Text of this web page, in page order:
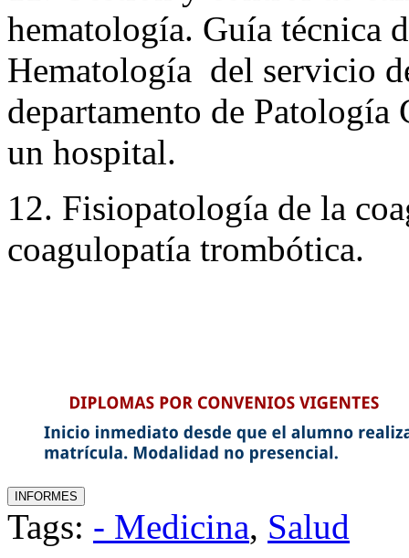
hematología. Guía técnica
Hematología del servicio
departamento de
un hospital.
12. Fisiopatología de la
coagulopatía trombótica.
Tags: - Medicina, Salud